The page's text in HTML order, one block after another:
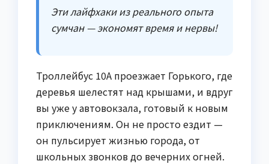
Эти лайфхаки из реального опыта
сумчан — экономят время и нервы!
Троллейбус 10А проезжает Горького, где
деревья шелестят над крышами, и вдруг
вы уже у автовокзала, готовый к новым
приключениям. Он не просто ездит —
он пульсирует жизнью города, от
школьных звонков до вечерних огней.